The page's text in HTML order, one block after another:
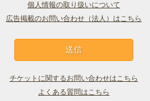
個人情報の取り扱いについて
広告掲載のお問い合わせ（法人）はこちら
チケットに関するお問い合わせはこちら
よくある質問はこちら